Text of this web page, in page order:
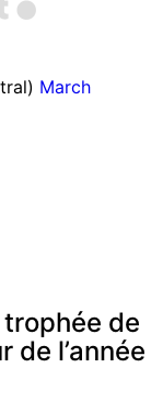
March
de
de l’année